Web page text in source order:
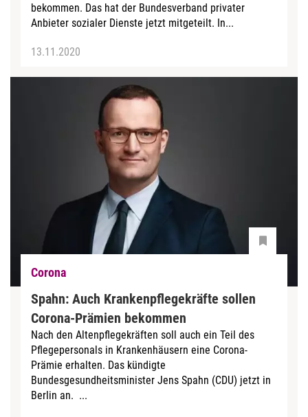
bekommen. Das hat der Bundesverband privater
Anbieter sozialer Dienste jetzt mitgeteilt. In...
13.11.2020
Corona
Spahn: Auch Krankenpflegekräfte sollen
Corona-Prämien bekommen
Nach den Altenpflegekräften soll auch ein Teil des
Pflegepersonals in Krankenhäusern eine Corona-
Prämie erhalten. Das kündigte
Bundesgesundheitsminister Jens Spahn (CDU) jetzt in
Berlin an. ...